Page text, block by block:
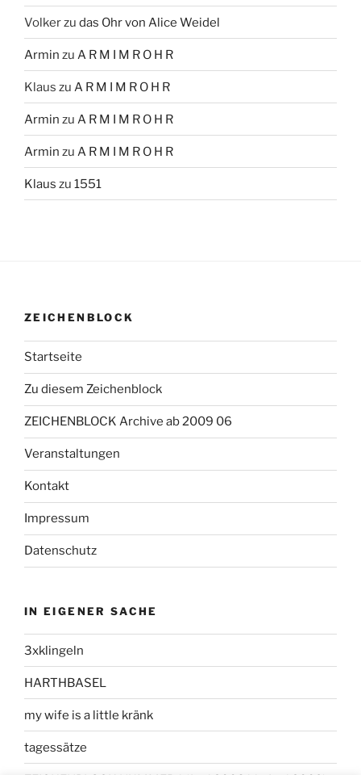
Volkerzu das Ohr von Alice Weidel
Armin zu A R M I M R O H R
Klaus zu A R M I M R O H R
Armin zu A R M I M R O H R
Armin zu A R M I M R O H R
Klaus zu 1551
ZEICHENBLOCK
Startseite
Zu diesem Zeichenblock
ZEICHENBLOCK Archive ab 2009 06
Veranstaltungen
Kontakt
Impressum
Datenschutz
IN EIGENER SACHE
3xklingeln
HARTHBASEL
my wife is a little kränk
tagessätze